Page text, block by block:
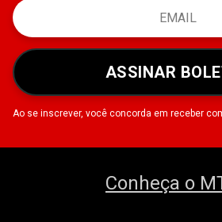
ASSINAR
Ao se inscrever, você concorda em receber
Conheça o